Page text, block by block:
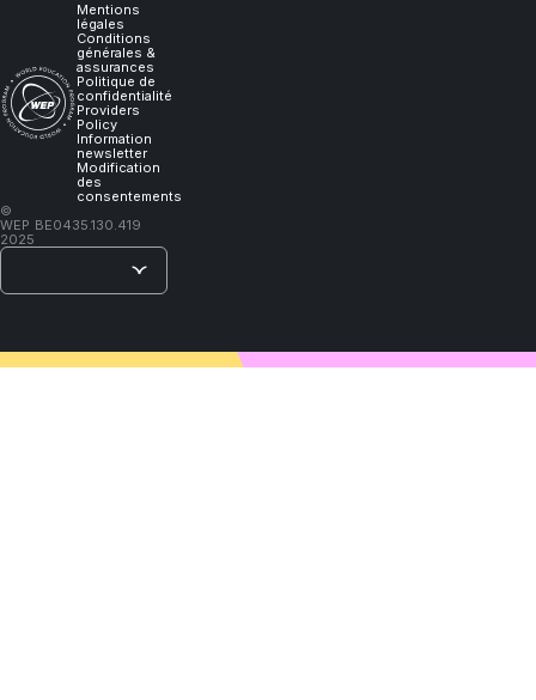
Mentions
légales
Conditions
générales &
assurances
Politique de
confidentialité
Providers
Policy
Information
newsletter
Modification
des
consentements
©
WEP
2025
BE0435.130.419
will
learn."
Lao